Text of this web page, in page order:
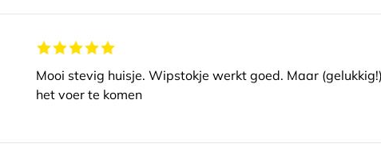
Mooi stevig huisje. Wipstokje werkt goed. Maar
het voer te komen